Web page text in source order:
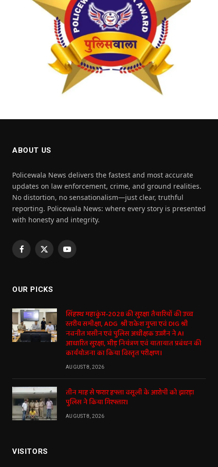
ABOUT US
Policewala News delivers the fastest and most accurate
updates on law enforcement, crime, and ground realities.
No distortion, no sensationalism—just clear, truthful
reporting. Policewala News: where every story is presented
with honesty and integrity.
Facebook
X
YouTube
OUR PICKS
सिंहस्थ महाकुंभ-2028 की सुरक्षा तैयारियों की उच्च
स्तरीय समीक्षा, ADG श्री राकेश गुप्ता एवं DIG श्री
नवनीत भसीन एवं पुलिस अधीक्षक उज्जैन ने AI
आधारित सुरक्षा, भीड़ नियंत्रण एवं यातायात प्रबंधन की
कार्ययोजना का किया विस्तृत परीक्षण।
AUGUST 8, 2026
तीन माह से फरार हफ्ता वसूली के आरोपी को झारड़ा
पुलिस ने किया गिरफ्तार।
AUGUST 8, 2026
VISITORS